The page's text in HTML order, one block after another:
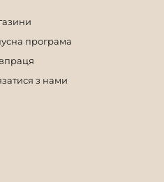
програма
з нами